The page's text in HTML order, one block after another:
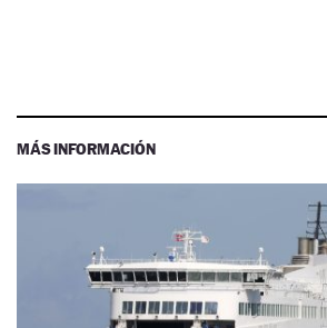
MÁS INFORMACIÓN